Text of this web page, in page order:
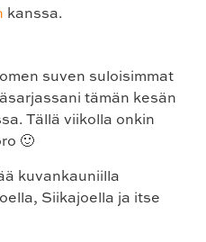
kanssa.
suven suloisimmat
tämän kesän
Tällä viikolla onkin
🙂
kuvankauniilla
Siikajoella ja itse